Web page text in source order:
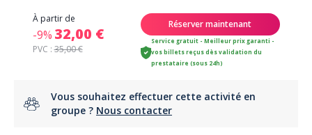
À partir de
-9% 32,00 €
PVC :35,00 €
Réserver maintenant
Service gratuit - Meilleur prix garanti -
vos billets reçus dès validation du
prestataire (sous 24h)
Vous souhaitez effectuer cette activité en
groupe ? Nous contacter